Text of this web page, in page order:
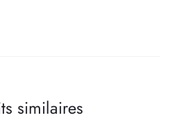
similaires